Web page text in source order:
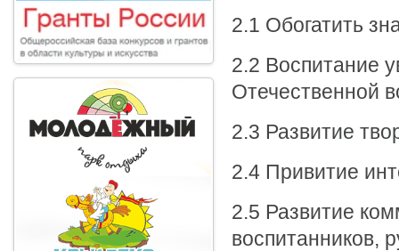
2.1 Обогатить
2.2 Воспитание
Отечественной
2.3 Развитие
2.4 Привитие
2.5 Развитие
воспитанников,